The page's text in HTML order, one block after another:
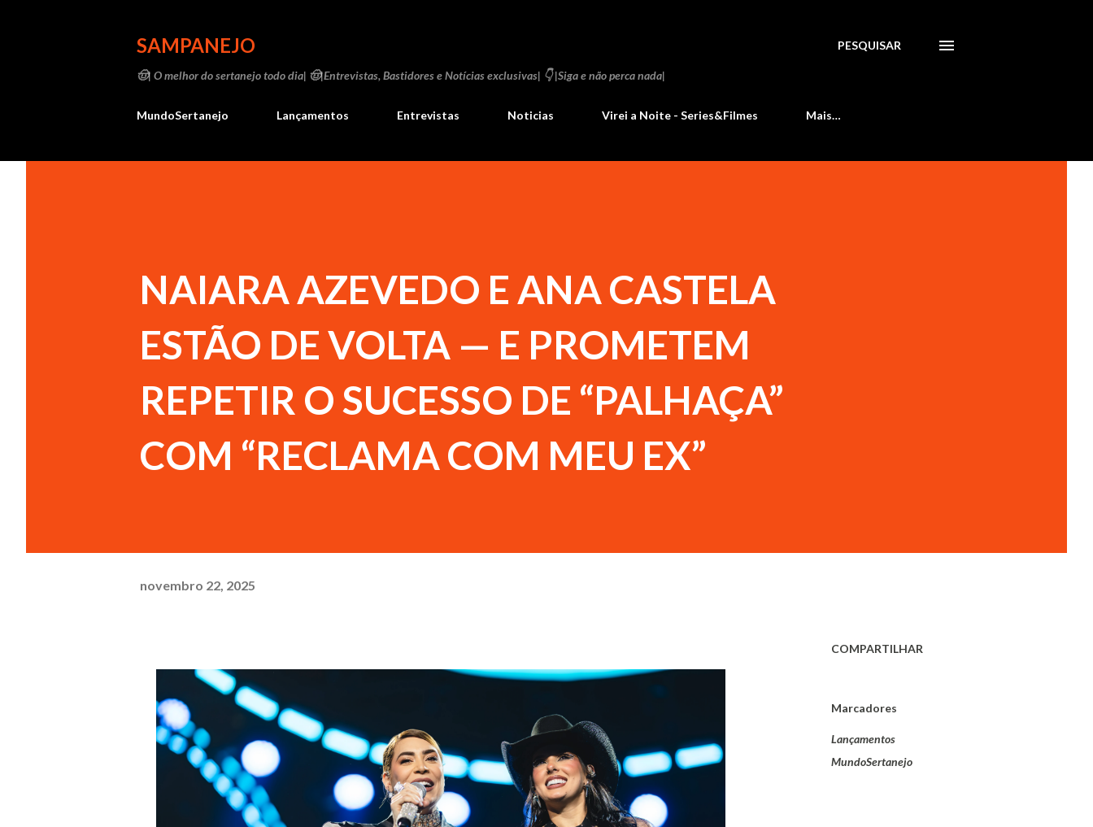
SAMPANEJO
🤠| O melhor do sertanejo todo dia| 🤠|Entrevistas, Bastidores e Notícias exclusivas| 👇 |Siga e não perca nada|
PESQUISAR
MundoSertanejo Lançamentos Entrevistas Noticias Virei a Noite - Series&Filmes Mais…
NAIARA AZEVEDO E ANA CASTELA
ESTÃO DE VOLTA — E PROMETEM
REPETIR O SUCESSO DE “PALHAÇA”
COM “RECLAMA COM MEU EX”
novembro 22, 2025
COMPARTILHAR
Marcadores
Lançamentos
MundoSertanejo